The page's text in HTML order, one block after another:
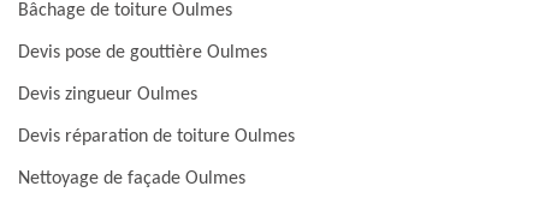
Bâchage de toiture Oulmes
Devis pose de gouttière Oulmes
Devis zingueur Oulmes
Devis réparation de toiture Oulmes
Nettoyage de façade Oulmes